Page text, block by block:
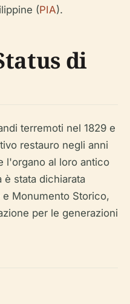
(PIA).
di
terremoti nel 1829 e
restauro negli anni
l'organo al loro antico
è stata dichiarata
Monumento Storico,
per le generazioni